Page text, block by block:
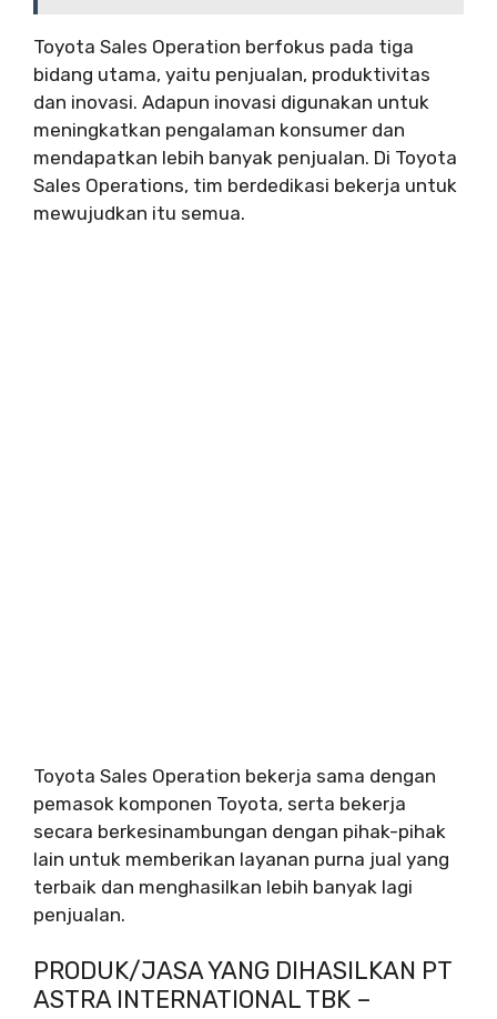
Toyota Sales Operation berfokus pada tiga
bidang utama, yaitu penjualan, produktivitas
dan inovasi. Adapun inovasi digunakan untuk
meningkatkan pengalaman konsumer dan
mendapatkan lebih banyak penjualan. Di Toyota
Sales Operations, tim berdedikasi bekerja untuk
mewujudkan itu semua.
Toyota Sales Operation bekerja sama dengan
pemasok komponen Toyota, serta bekerja
secara berkesinambungan dengan pihak-pihak
lain untuk memberikan layanan purna jual yang
terbaik dan menghasilkan lebih banyak lagi
penjualan.
PRODUK/JASA YANG DIHASILKAN PT
ASTRA INTERNATIONAL TBK –